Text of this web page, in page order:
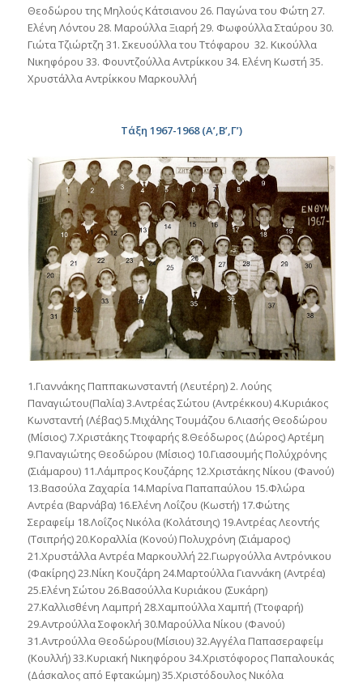
Θεοδώρου της Μηλούς Κάτσιανου 26. Παγώνα του Φώτη 27.
Ελένη Λόντου 28. Μαρούλλα Ξιαρή 29. Φωφούλλα Σταύρου 30.
Γιώτα Τζιώρτζη 31. Σκευούλλα του Ττόφαρου 32. Κικούλλα
Νικηφόρου 33. Φουντζούλλα Αντρίκκου 34. Ελένη Κωστή 35.
Χρυστάλλα Αντρίκκου Μαρκουλλή
Τάξη 1967-1968 (Α’,Β’,Γ’)
1.Γιαννάκης Παππακωνσταντή (Λευτέρη) 2. Λούης
Παναγιώτου(Παλία) 3.Αντρέας Σώτου (Αντρέκκου) 4.Κυριάκος
Κωνσταντή (Λέβας) 5.Μιχάλης Τουμάζου 6.Λιασής Θεοδώρου
(Μίσιος) 7.Χριστάκης Ττοφαρής 8.Θεόδωρος (Δώρος) Αρτέμη
9.Παναγιώτης Θεοδώρου (Μίσιος) 10.Γιασουμής Πολύχρόνης
(Σιάμαρου) 11.Λάμπρος Κουζάρης 12.Χριστάκης Νίκου (Φaνού)
13.Βασούλα Ζαχαρία 14.Μαρίνα Παπαπαύλου 15.Φλώρα
Αντρέα (Βαρνάβα) 16.Ελένη Λοΐζου (Κωστή) 17.Φώτης
Σεραφείμ 18.Λοΐζος Νικόλα (Κολάτσιης) 19.Αντρέας Λεοντής
(Τσιπρής) 20.Κοραλλία (Κονού) Πολυχρόνη (Σιάμαρος)
21.Χρυστάλλα Αντρέα Μαρκουλλή 22.Γιωργούλλα Αντρόνικου
(Φακίρης) 23.Νίκη Κουζάρη 24.Μαρτούλλα Γιαννάκη (Αντρέα)
25.Ελένη Σώτου 26.Βασούλλα Κυριάκου (Συκάρη)
27.Καλλισθένη Λαμπρή 28.Χαμπούλλα Χαμπή (Ττοφαρή)
29.Αντρούλλα Σοφοκλή 30.Μαρούλλα Νίκου (Φaνού)
31.Αντρούλλα Θεοδώρου(Μίσιου) 32.Αγγέλα Παπασεραφείμ
(Κουλλή) 33.Κυριακή Νικηφόρου 34.Χριστόφορος Παπαλουκάς
(Δάσκαλος από Εφτακώμη) 35.Χριστόδουλος Νικόλα